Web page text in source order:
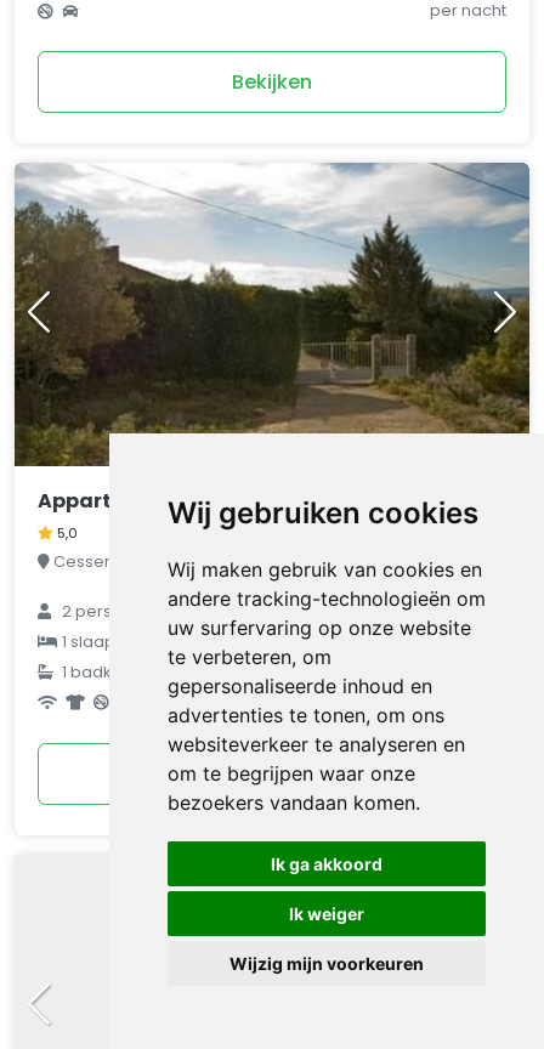
Wij gebruiken cookies
Wij maken gebruik van cookies en
andere tracking-technologieën om
uw surfervaring op onze website
te verbeteren, om
gepersonaliseerde inhoud en
advertenties te tonen, om ons
websiteverkeer te analyseren en
om te begrijpen waar onze
bezoekers vandaan komen.
Ik ga akkoord
Ik weiger
Wijzig mijn voorkeuren
per nacht
Bekijken
Appartement Die kleine Zikade
5,0
Cesseras, Hérault-Aude, Frankrijk
2personen
1 slaapkamer
1 badkamer
€ 72
Bekijken